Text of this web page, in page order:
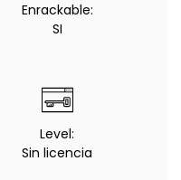
Enrackable:
SI
Level:
Sin licencia